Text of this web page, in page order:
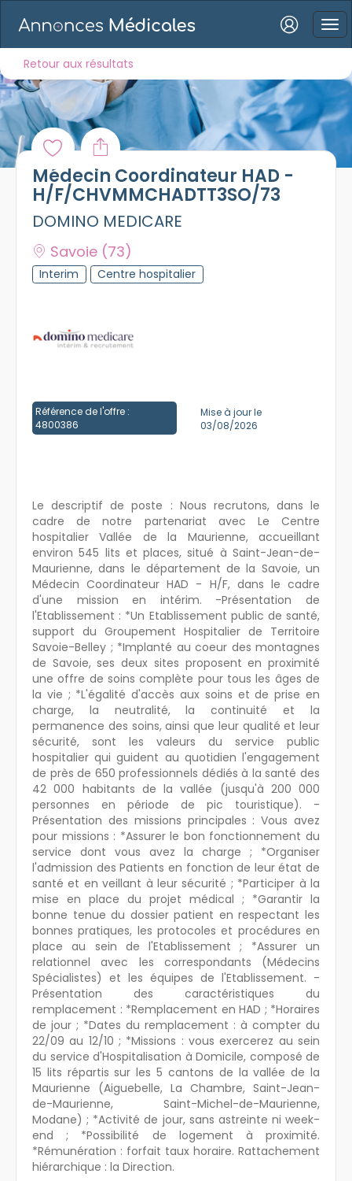
Mot de passe oublié ?
Connexion
Se connecter avec Google
Se connecter avec LinkedIn
Retour aux résultats
Médecin Coordinateur HAD -
H/F/CHVMMCHADTT3SO/73
DOMINO MEDICARE
Savoie (73)
Interim Centre hospitalier
Référence de l'offre :
4800386
Mise à jour le
03/08/2026
Le descriptif de poste : Nous recrutons, dans le
cadre de notre partenariat avec Le Centre
hospitalier Vallée de la Maurienne, accueillant
environ 545 lits et places, situé à Saint-Jean-de-
Maurienne, dans le département de la Savoie, un
Médecin Coordinateur HAD - H/F, dans le cadre
d'une mission en intérim. -Présentation de
l'Etablissement : *Un Etablissement public de santé,
support du Groupement Hospitalier de Territoire
Savoie-Belley ; *Implanté au coeur des montagnes
de Savoie, ses deux sites proposent en proximité
une offre de soins complète pour tous les âges de
la vie ; *L'égalité d'accès aux soins et de prise en
charge, la neutralité, la continuité et la
permanence des soins, ainsi que leur qualité et leur
sécurité, sont les valeurs du service public
hospitalier qui guident au quotidien l'engagement
de près de 650 professionnels dédiés à la santé des
42 000 habitants de la vallée (jusqu'à 200 000
personnes en période de pic touristique). -
Présentation des missions principales : Vous avez
pour missions : *Assurer le bon fonctionnement du
service dont vous avez la charge ; *Organiser
l'admission des Patients en fonction de leur état de
santé et en veillant à leur sécurité ; *Participer à la
mise en place du projet médical ; *Garantir la
bonne tenue du dossier patient en respectant les
bonnes pratiques, les protocoles et procédures en
place au sein de l'Etablissement ; *Assurer un
relationnel avec les correspondants (Médecins
Spécialistes) et les équipes de l'Etablissement. -
Présentation des caractéristiques du
remplacement : *Remplacement en HAD ; *Horaires
de jour ; *Dates du remplacement : à compter du
22/09 au 12/10 ; *Missions : vous exercerez au sein
du service d'Hospitalisation à Domicile, composé de
15 lits répartis sur les 5 cantons de la vallée de la
Maurienne (Aiguebelle, La Chambre, Saint-Jean-
de-Maurienne, Saint-Michel-de-Maurienne,
Modane) ; *Activité de jour, sans astreinte ni week-
end ; *Possibilité de logement à proximité.
*Rémunération : forfait taux horaire. Rattachement
hiérarchique : la Direction.